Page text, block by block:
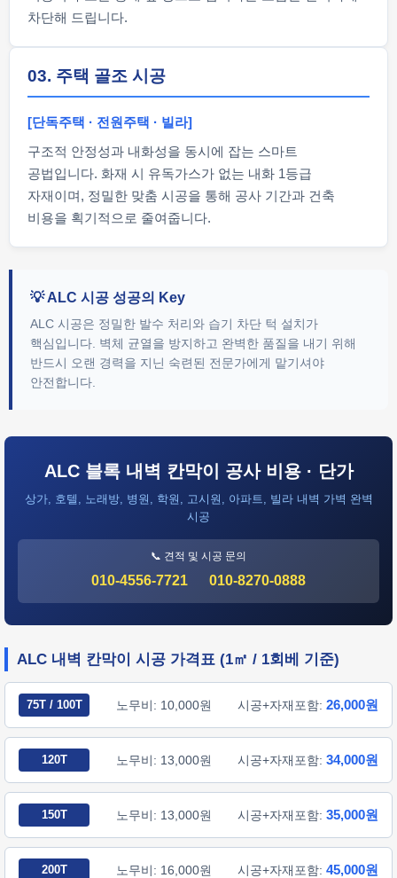
차단해 드립니다.
03. 주택 골조 시공
[단독주택 · 전원주택 · 빌라]
구조적 안정성과 내화성을 동시에 잡는 스마트
공법입니다. 화재 시 유독가스가 없는 내화 1등급
자재이며, 정밀한 맞춤 시공을 통해 공사 기간과 건축
비용을 획기적으로 줄여줍니다.
💡 ALC 시공 성공의 Key
ALC 시공은 정밀한 발수 처리와 습기 차단 턱 설치가
핵심입니다. 벽체 균열을 방지하고 완벽한 품질을 내기 위해
반드시 오랜 경력을 지닌 숙련된 전문가에게 맡기셔야
안전합니다.
ALC 블록 내벽 칸막이 공사 비용 · 단가
상가, 호텔, 노래방, 병원, 학원, 고시원, 아파트, 빌라 내벽 가벽 완벽
시공
📞 견적 및 시공 문의
010-4556-7721 010-8270-0888
ALC 내벽 칸막이 시공 가격표 (1㎡ / 1회베 기준)
75T / 100T 노무비: 10,000원 시공+자재포함: 26,000원
120T 노무비: 13,000원 시공+자재포함: 34,000원
150T 노무비: 13,000원 시공+자재포함: 35,000원
200T 노무비: 16,000원 시공+자재포함: 45,000원